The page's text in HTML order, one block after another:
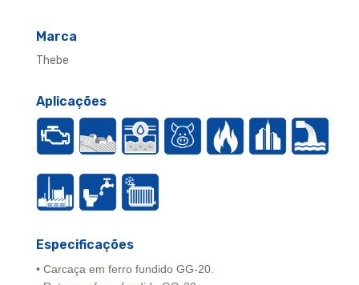
Marca
Thebe
Aplicações
Especificações
• Carcaça em ferro fundido GG-20.